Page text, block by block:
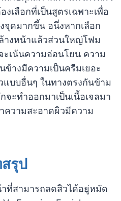
เลือกที่เป็นสูตรเฉพาะเพื่อ
จุดมากขึ้น อนึ่งหากเลือก
างหน้าแล้วส่วนใหญ่โฟม
เน้นความอ่อนโยน ความ
างมีความเป็นครีมเยอะ
บบอื่นๆ ในทางตรงกันข้าม
ะทำออกมาเป็นเนื้อเจลมา
ความสะอาดผิวมีความ
รุป
ที่สามารถลดสิวได้อยู่หมัด